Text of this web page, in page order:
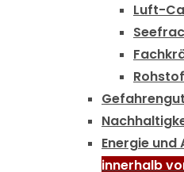
Luft-
Energie und
innerhalb